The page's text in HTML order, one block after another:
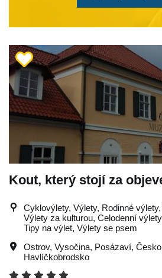
Kout, který stojí za
Cyklovýlety, Výlety, Rodinné
Výlety za kulturou, Celodenní
Tipy na výlet, Výlety se psem
Ostrov, Vysočina, Posázaví,
Havlíčkobrodsko